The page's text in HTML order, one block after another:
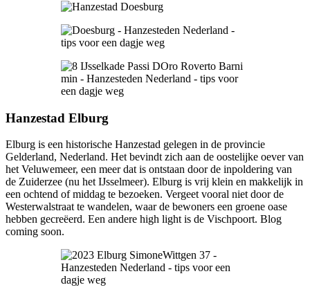
Hanzestad Elburg
Elburg is een historische Hanzestad gelegen in de provincie
Gelderland, Nederland. Het bevindt zich aan de oostelijke oever van
het Veluwemeer, een meer dat is ontstaan door de inpoldering van
de Zuiderzee (nu het IJsselmeer). Elburg is vrij klein en makkelijk in
een ochtend of middag te bezoeken. Vergeet vooral niet door de
Westerwalstraat te wandelen, waar de bewoners een groene oase
hebben gecreëerd. Een andere high light is de Vischpoort. Blog
coming soon.